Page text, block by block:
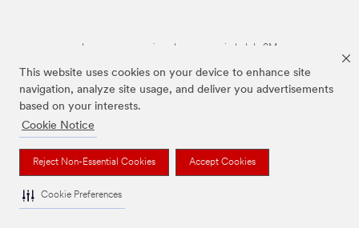
This website uses cookies on your device to enhance site
navigation, analyze site usage, and deliver you advertisements
based on your interests.
Cookie Notice
Reject Non-Essential Cookies Accept Cookies
Cookie Preferences
Las marcas mencionadas son propiedad de 3M